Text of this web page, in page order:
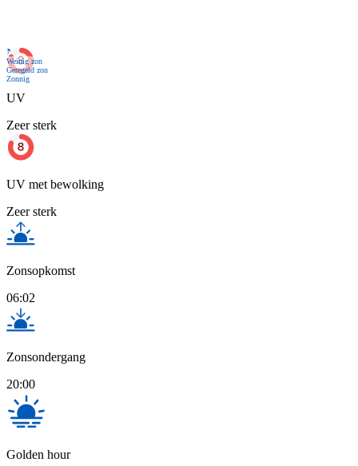
Nu
Weinig zon
Geregeld zon
Zonnig
UV
Zeer sterk
UV met bewolking
Zeer sterk
Zonsopkomst
06:02
Zonsondergang
20:00
Golden hour